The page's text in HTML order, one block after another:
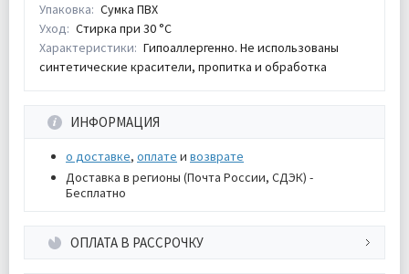
Упаковка: Сумка ПВХ
Уход: Стирка при 30 °С
Характеристики: Гипоаллергенно. Не использованы
синтетические красители, пропитка и обработка
ИНФОРМАЦИЯ
о доставке, оплате и возврате
Доставка в регионы (Почта России, СДЭК) -
Бесплатно
ОПЛАТА В РАССРОЧКУ